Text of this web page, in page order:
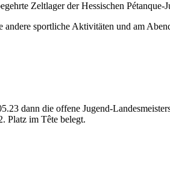
Zeltlager der Hessischen Pétanque-
andere sportliche Aktivitäten und am
dann die offene Jugend-
Platz im Tête belegt.